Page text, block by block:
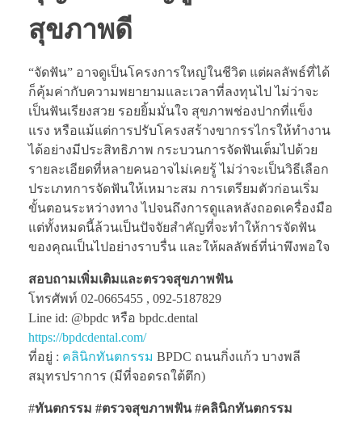
สุขภาพดี
“จัดฟัน” อาจดูเป็นโครงการใหญ่ในชีวิต แต่ผลลัพธ์ที่ได้
ก็คุ้มค่ากับความพยายามและเวลาที่ลงทุนไป ไม่ว่าจะ
เป็นฟันเรียงสวย รอยยิ้มมั่นใจ สุขภาพช่องปากที่แข็ง
แรง หรือแม้แต่การปรับโครงสร้างขากรรไกรให้ทำงาน
ได้อย่างมีประสิทธิภาพ กระบวนการจัดฟันเต็มไปด้วย
รายละเอียดที่หลายคนอาจไม่เคยรู้ ไม่ว่าจะเป็นวิธีเลือก
ประเภทการจัดฟันให้เหมาะสม การเตรียมตัวก่อนเริ่ม
ขั้นตอนระหว่างทาง ไปจนถึงการดูแลหลังถอดเครื่องมือ
แต่ทั้งหมดนี้ล้วนเป็นปัจจัยสำคัญที่จะทำให้การจัดฟัน
ของคุณเป็นไปอย่างราบรื่น และให้ผลลัพธ์ที่น่าพึงพอใจ
สอบถามเพิ่มเติมและตรวจสุขภาพฟัน
โทรศัพท์ 02-0665455 , 092-5187829
Line id: @bpdc หรือ bpdc.dental
https://bpdcdental.com/
ที่อยู่ : คลินิกทันตกรรม BPDC ถนนกิ่งแก้ว บางพลี
สมุทรปราการ (มีที่จอดรถใต้ตึก)
#ทันตกรรม #ตรวจสุขภาพฟัน #คลินิกทันตกรรม